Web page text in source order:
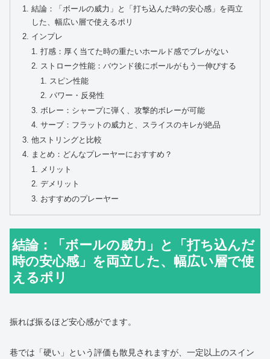
結論：「ボールの威力」と「打ち込んだ時の安心感」を両立
した、幅広い層で使えるポリ
インプレ
打感：厚く当てた時の重たいホールド感でブレがない
ストローク性能：バウンド後にボールがもう一伸びする
スピン性能
パワー・反発性
ボレー：シャープに弾く、攻撃的ボレーが可能
サーブ：フラットの威力と、スライスのキレが絶品
他ストリングと比較
まとめ：どんなプレーヤーにおすすめ？
メリット
デメリット
おすすめのプレーヤー
結論：「ボールの威力」と「打ち込んだ
時の安心感」を両立した、幅広い層で使
えるポリ
振れば振るほど安心感がでます。
巷では「硬い」という評価も散見されますが、一定以上のスイン